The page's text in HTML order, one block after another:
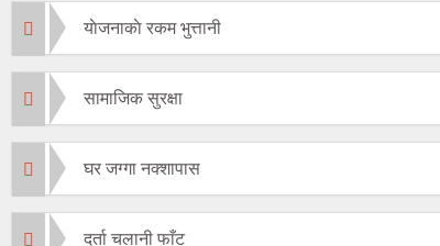
याेजनाकाे रकम भुत्तानी
सामाजिक सुरक्षा
घर जग्गा नक्शापास
दर्ता चलानी फाँट